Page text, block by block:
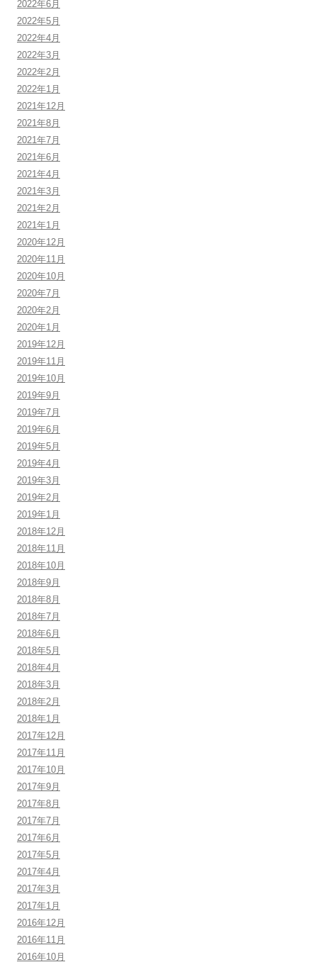
2022年6月
2022年5月
2022年4月
2022年3月
2022年2月
2022年1月
2021年12月
2021年8月
2021年7月
2021年6月
2021年4月
2021年3月
2021年2月
2021年1月
2020年12月
2020年11月
2020年10月
2020年7月
2020年2月
2020年1月
2019年12月
2019年11月
2019年10月
2019年9月
2019年7月
2019年6月
2019年5月
2019年4月
2019年3月
2019年2月
2019年1月
2018年12月
2018年11月
2018年10月
2018年9月
2018年8月
2018年7月
2018年6月
2018年5月
2018年4月
2018年3月
2018年2月
2018年1月
2017年12月
2017年11月
2017年10月
2017年9月
2017年8月
2017年7月
2017年6月
2017年5月
2017年4月
2017年3月
2017年1月
2016年12月
2016年11月
2016年10月